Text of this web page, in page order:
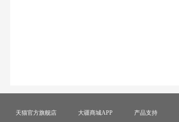
天猫官方旗舰店 大疆商城APP 产品支持